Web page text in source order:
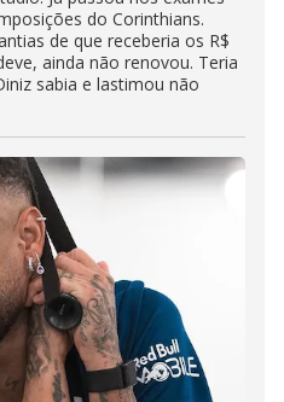
do Corinthians.
de que receberia os R$
ainda não renovou. Teria
sabia e lastimou não